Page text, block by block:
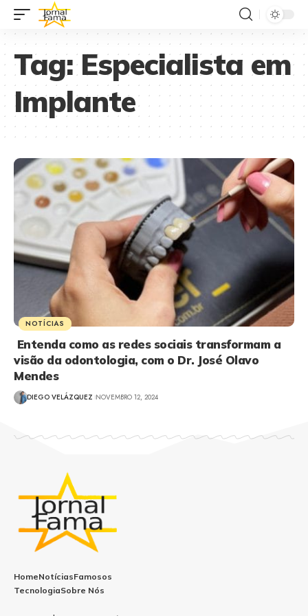
Tag:Especialista em
Implante
NOTÍCIAS
Entenda como as redes sociais transformam a
visão da odontologia, com o Dr. José Olavo
Mendes
DIEGO VELÁZQUEZ NOVEMBRO 12, 2024
HomeNotíciasFamosos
TecnologiaSobre Nós